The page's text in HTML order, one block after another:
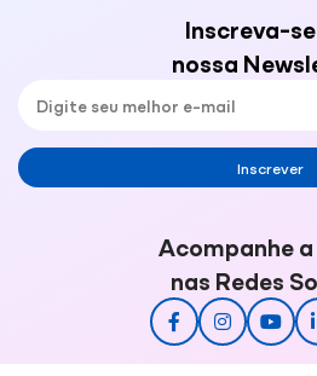
Inscreva-
nossa
Inscrever
Acompanhe
nas Redes